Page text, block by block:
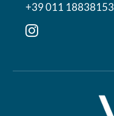
+39 011 18838153